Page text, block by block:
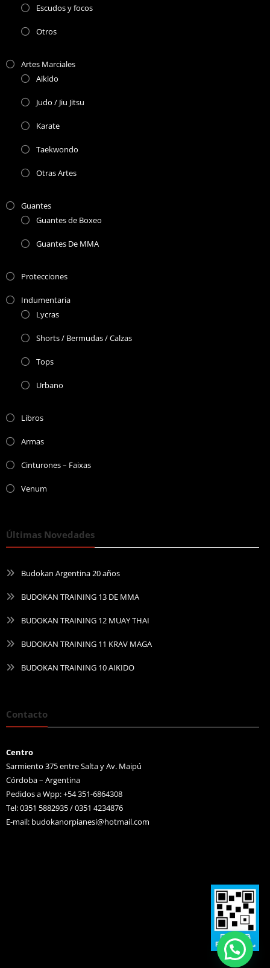
Escudos y focos
Otros
Artes Marciales
Aikido
Judo / Jiu Jitsu
Karate
Taekwondo
Otras Artes
Guantes
Guantes de Boxeo
Guantes De MMA
Protecciones
Indumentaria
Lycras
Shorts / Bermudas / Calzas
Tops
Urbano
Libros
Armas
Cinturones – Faixas
Venum
Últimas Novedades
Budokan Argentina 20 años
BUDOKAN TRAINING 13 DE MMA
BUDOKAN TRAINING 12 MUAY THAI
BUDOKAN TRAINING 11 KRAV MAGA
BUDOKAN TRAINING 10 AIKIDO
Contacto
Centro
Sarmiento 375 entre Salta y Av. Maipú
Córdoba – Argentina
Pedidos a Wpp: +54 351-6864308
Tel: 0351 5882935 / 0351 4234876
E-mail: budokanorpianesi@hotmail.com